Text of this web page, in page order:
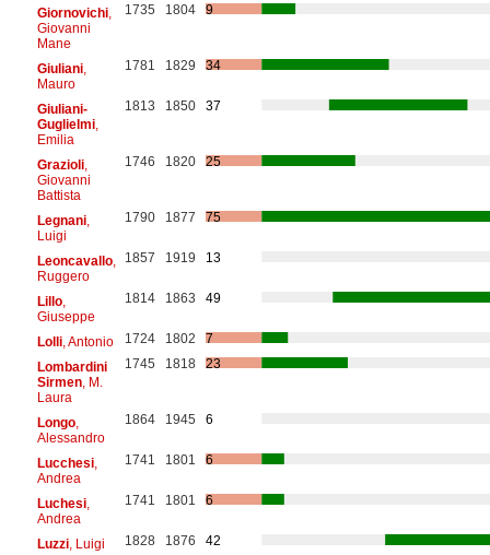
Giornovichi,
Giovanni
Mane
1735 1804 9
Giuliani,
Mauro
1781 1829 34
Giuliani-
Guglielmi,
Emilia
1813 1850 37
Grazioli,
Giovanni
Battista
1746 1820 25
Legnani,
Luigi
1790 1877 75
Leoncavallo,
Ruggero
1857 1919 13
Lillo,
Giuseppe
1814 1863 49
Lolli, Antonio 1724 1802
7
Lombardini
Sirmen, M.
Laura
1745 1818 23
Longo,
Alessandro
1864 1945 6
Lucchesi,
Andrea
1741 1801 6
Luchesi,
Andrea
1741 1801 6
Luzzi, Luigi 1828 1876 42